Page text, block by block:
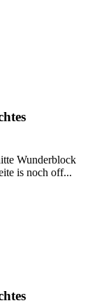
Wunderblock
is noch off...